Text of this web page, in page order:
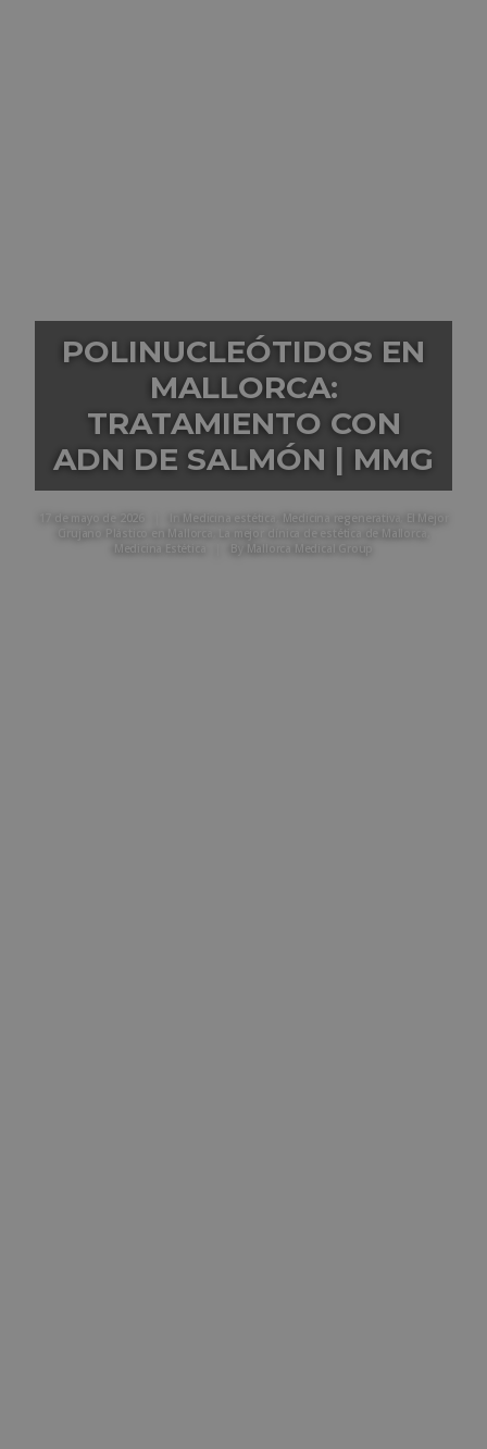
POLINUCLEÓTIDOS EN
MALLORCA:
TRATAMIENTO CON
ADN DE SALMÓN | MMG
17 de mayo de 2026 Medicina estética Medicina regenerativa
El Mejor
Cirujano Plástico en Mallorca
La mejor clínica de estética de Mallorca
Medicina Estética
By Mallorca Medical Group